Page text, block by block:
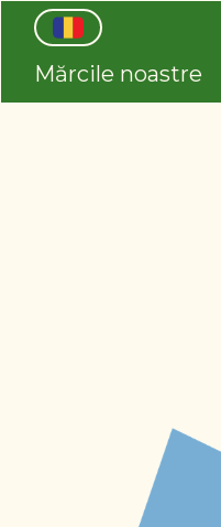
Mărcile noastre